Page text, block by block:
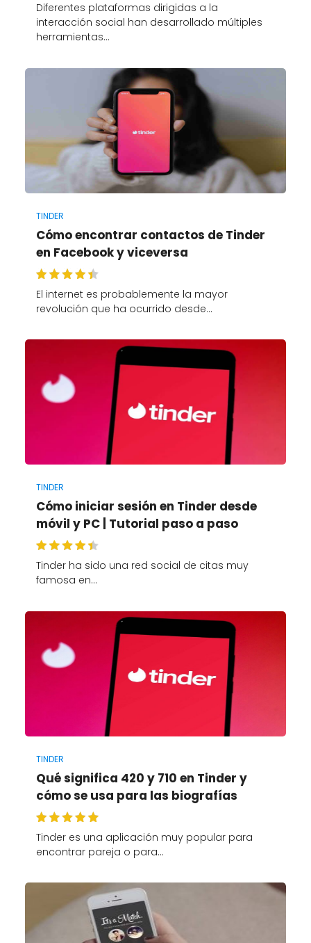
Diferentes plataformas dirigidas a la
interacción social han desarrollado múltiples
herramientas…
TINDER
Cómo encontrar contactos de Tinder
en Facebook y viceversa
El internet es probablemente la mayor
revolución que ha ocurrido desde…
TINDER
Cómo iniciar sesión en Tinder desde
móvil y PC | Tutorial paso a paso
Tinder ha sido una red social de citas muy
famosa en…
TINDER
Qué significa 420 y 710 en Tinder y
cómo se usa para las biografías
Tinder es una aplicación muy popular para
encontrar pareja o para…